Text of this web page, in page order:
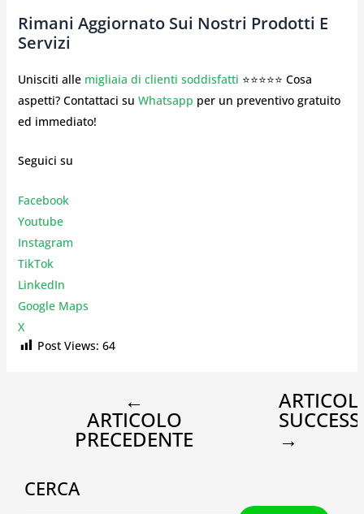
Rimani Aggiornato Sui Nostri Prodotti E
Servizi
Unisciti alle migliaia di clienti soddisfatti ⭐⭐⭐⭐⭐ Cosa
aspetti? Contattaci su Whatsapp per un preventivo gratuito
ed immediato!
Seguici su
Facebook
Youtube
Instagram
TikTok
LinkedIn
Google Maps
X
Post Views: 64
←
ARTICOLO
PRECEDENTE →
CERCA